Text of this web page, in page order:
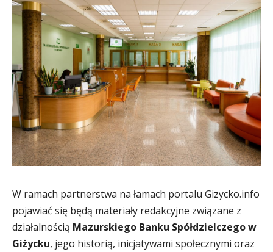
W ramach partnerstwa na łamach portalu Gizycko.info
pojawiać się będą materiały redakcyjne związane z
działalnością Mazurskiego Banku Spółdzielczego w
Giżycku, jego historią, inicjatywami społecznymi oraz